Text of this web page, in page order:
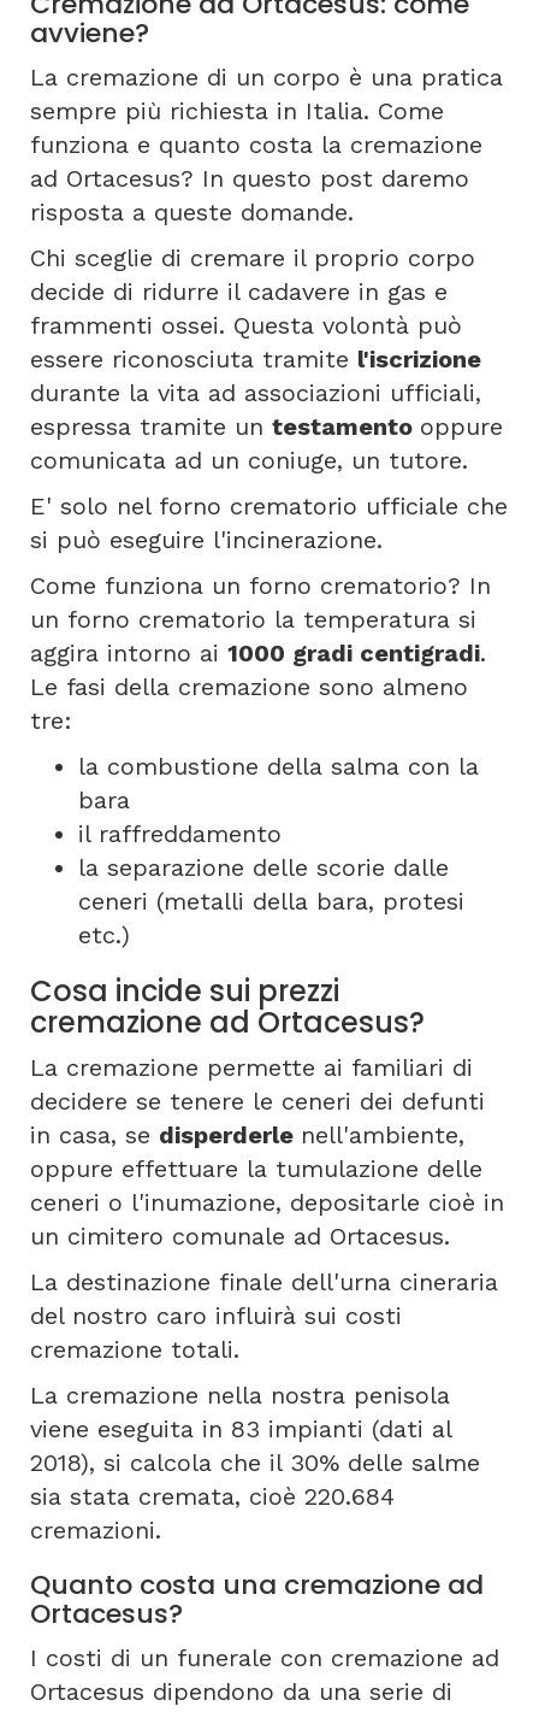
avviene?
La cremazione di un corpo è una pratica
sempre più richiesta in Italia. Come
funziona e quanto costa la cremazione
ad Ortacesus? In questo post daremo
risposta a queste domande.
Chi sceglie di cremare il proprio corpo
decide di ridurre il cadavere in gas e
frammenti ossei. Questa volontà può
essere riconosciuta tramite l'iscrizione
durante la vita ad associazioni ufficiali,
espressa tramite un testamento oppure
comunicata ad un coniuge, un tutore.
E' solo nel forno crematorio ufficiale che
si può eseguire l'incinerazione.
Come funziona un forno crematorio? In
un forno crematorio la temperatura si
aggira intorno ai 1000 gradi centigradi.
Le fasi della cremazione sono almeno
tre:
la combustione della salma con la
bara
il raffreddamento
la separazione delle scorie dalle
ceneri (metalli della bara, protesi
etc.)
Cosa incide sui prezzi
cremazione ad Ortacesus?
La cremazione permette ai familiari di
decidere se tenere le ceneri dei defunti
in casa, se disperderle nell'ambiente,
oppure effettuare la tumulazione delle
ceneri o l'inumazione, depositarle cioè in
un cimitero comunale ad Ortacesus.
La destinazione finale dell'urna cineraria
del nostro caro influirà sui costi
cremazione totali.
La cremazione nella nostra penisola
viene eseguita in 83 impianti (dati al
2018), si calcola che il 30% delle salme
sia stata cremata, cioè 220.684
cremazioni.
Quanto costa una cremazione ad
Ortacesus?
I costi di un funerale con cremazione ad
Ortacesus dipendono da una serie di